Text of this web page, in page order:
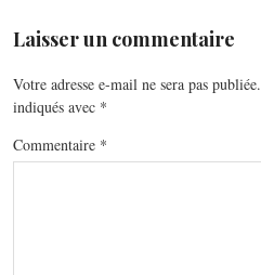
Laisser un commentaire
Votre adresse e-mail ne sera pas publiée.
indiqués avec *
Commentaire *